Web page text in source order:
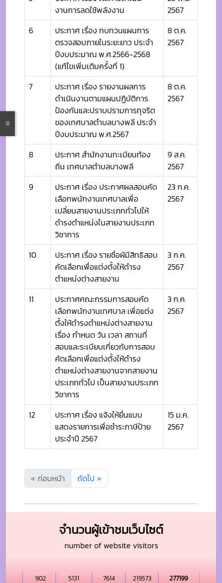
งานการลดใช้พลังงาน
2567
6
ประกาศ เรื่อง ทบทวนแผนการ
ตรวจสอบภายในระยะยาว ประจำ
ปีงบประมาณ พ.ศ.2566-2568
(แก้ไขเพิ่มเติมครั้งที่ 1)
8 ต.ค.
2567
7
ประกาศ เรื่อง รายงานผลการ
ดำเนินงานตามแผนปฏิบัติการ
ป้องกันและปราบปรามการทุจริต
ของเทศบาลตำบลบางพลี ประจำ
ปีงบประมาณ พ.ศ.2567
8 ต.ค.
2567
8
ประกาศ สำนักงานทะเบียนท้อง
ถิ่น เทศบาลตำบลบางพลี
9 ส.ค.
2567
9
ประกาศ เรื่อง ประกาศผลสอบคัด
เลือกพนักงานเทศบาลเพื่อ
เปลี่ยนสายงานประเภททั่วไปให้
ดำรงตำแหน่งในสายงานประเภท
วิชาการ
23 ก.ค.
2567
10
ประกาศ เรื่อง รายชื่อผ้มีสิทธิสอบ
คัดเลือกเพื่อแต่งตั้งให้ดำรง
ตำแหน่งต่างสายงาน
3 ก.ค.
2567
11
ประกาศคณะกรรมการสอบคัด
เลือกพนักงานเทศบาล เพื่อแต่ง
ตั้งให้ดำรงตำแหน่งต่างสายงาน
เรื่อง กำหนด วัน เวลา สถานที่
สอบและระเบียบเกี่ยวกับการสอบ
คัดเลือกเพื่อแต่งตั้งให้ดำรง
ตำแหน่งต่างสายงานจากสายงาน
ประเภททั่วไป เป็นสายงานประเภท
วิชาการ
3 ก.ค.
2567
12
ประกาศ เรื่อง แจ้งให้ยื่นแบบ
แสดงรายการเพื่อชำระภาษีป้าย
ประจำปี 2567
15 ม.ค.
2567
« ก่อนหน้า ถัดไป »
จำนวนผู้เข้าชมเว็บไซต์
number of website visitors
902 5131 7614 219573 277199